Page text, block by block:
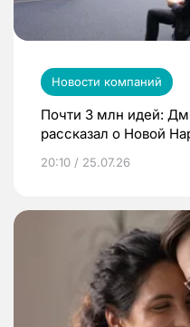
Новости компаний
Почти 3 млн идей:
рассказал о Новой
20:10 / 25.07.26